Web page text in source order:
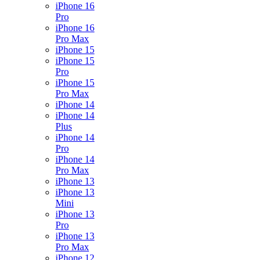
iPhone 16
Pro
iPhone 16
Pro Max
iPhone 15
iPhone 15
Pro
iPhone 15
Pro Max
iPhone 14
iPhone 14
Plus
iPhone 14
Pro
iPhone 14
Pro Max
iPhone 13
iPhone 13
Mini
iPhone 13
Pro
iPhone 13
Pro Max
iPhone 12